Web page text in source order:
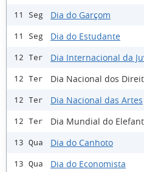
11 Seg Dia do Garçom
11 Seg Dia do Estudante
12 Ter Dia Internacional da
12 Ter Dia Nacional dos
12 Ter Dia Nacional das Artes
12 Ter Dia Mundial do
13 Qua Dia do Canhoto
13 Qua Dia do Economista